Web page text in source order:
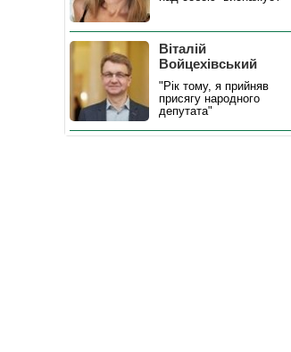
Віталій
Войцехівський
"Рік тому, я прийняв
присягу народного
депутата"